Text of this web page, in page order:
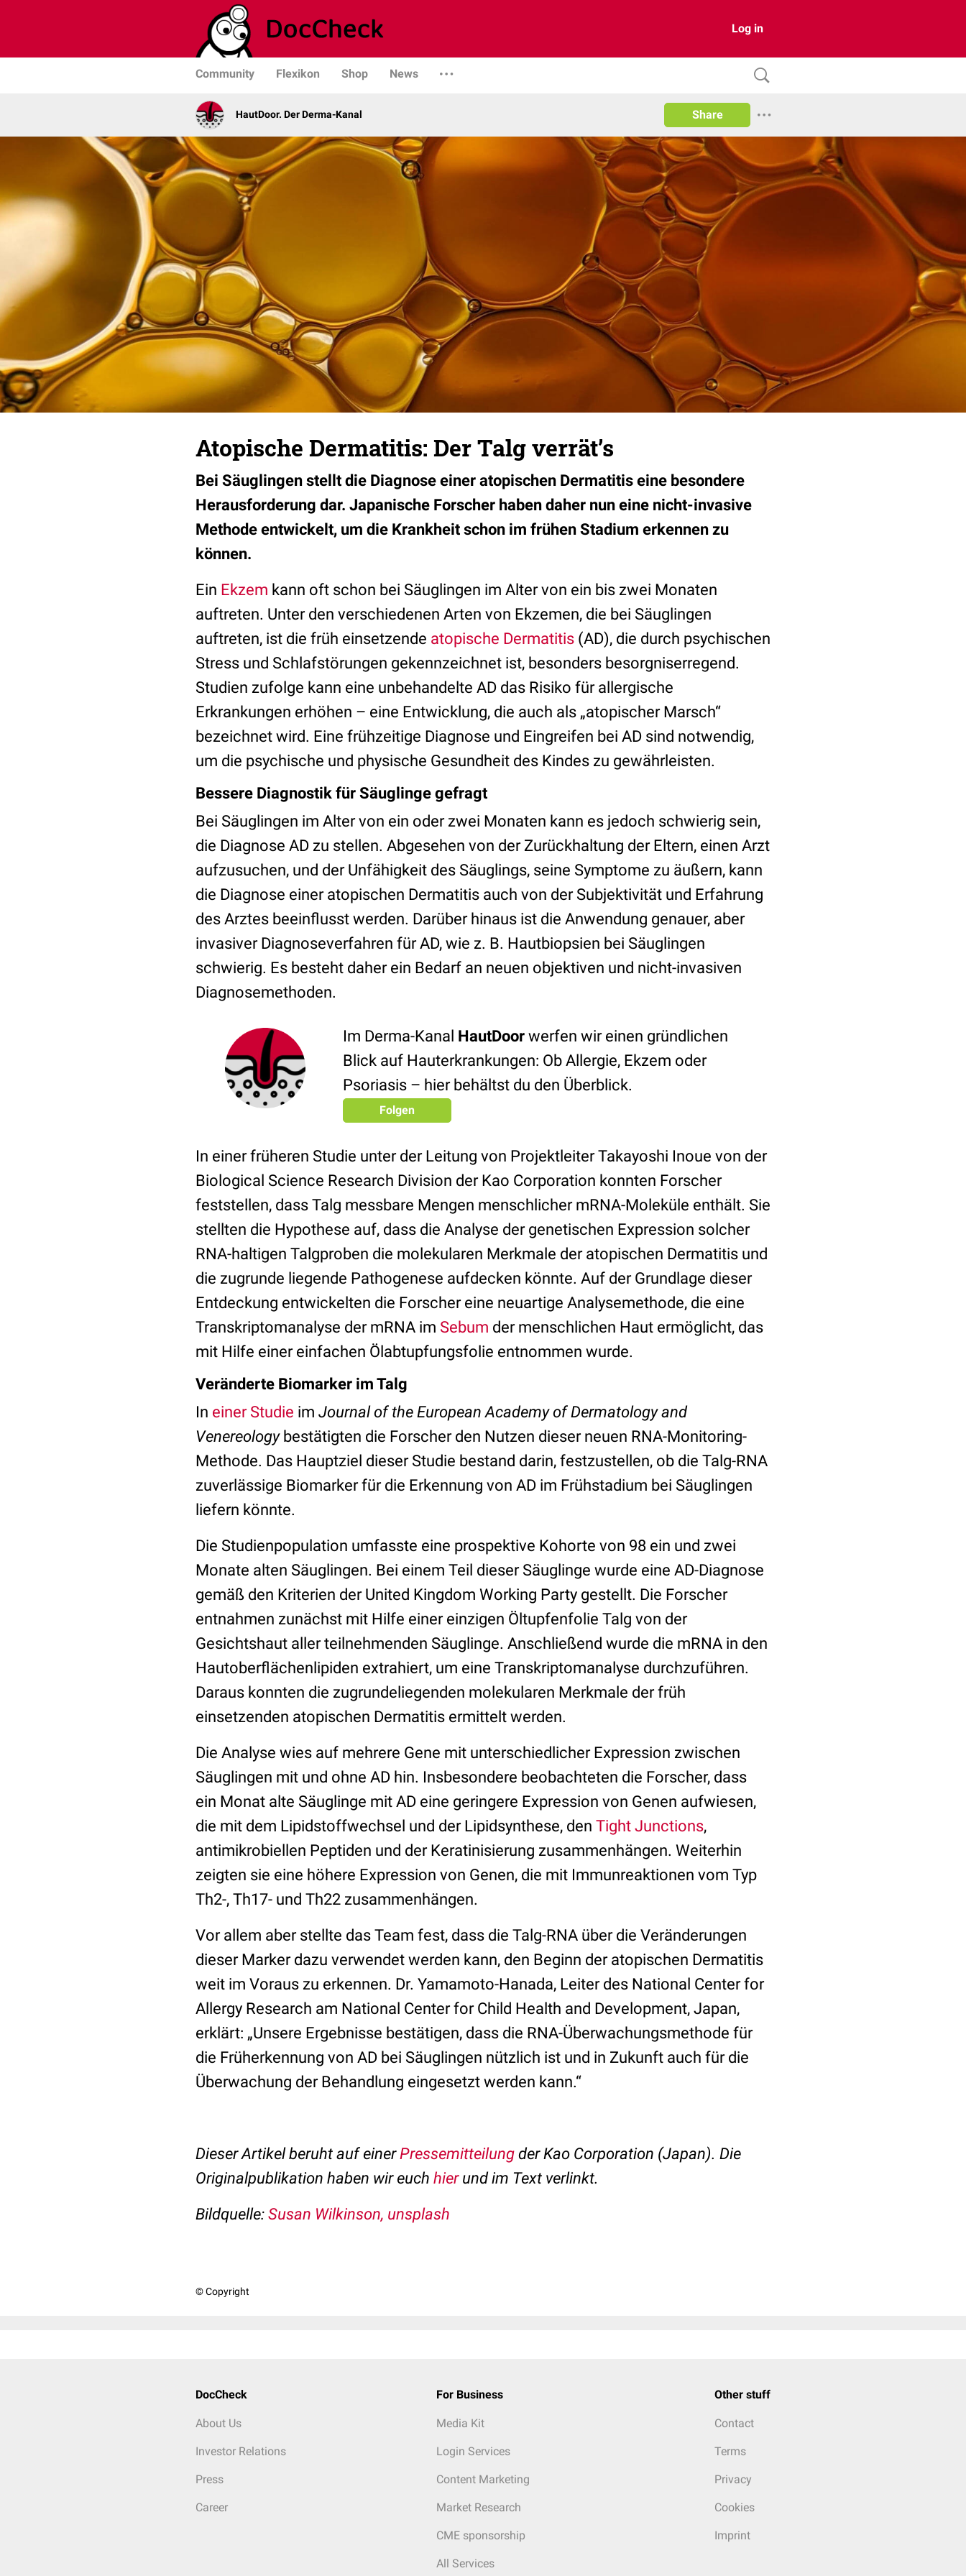
Log in
Community Flexikon Shop News
HautDoor. Der Derma-Kanal Share
Atopische Dermatitis: Der Talg verrät’s
Bei Säuglingen stellt die Diagnose einer atopischen Dermatitis eine besondere
Herausforderung dar. Japanische Forscher haben daher nun eine nicht-invasive
Methode entwickelt, um die Krankheit schon im frühen Stadium erkennen zu
können.
Ein Ekzem kann oft schon bei Säuglingen im Alter von ein bis zwei Monaten
auftreten. Unter den verschiedenen Arten von Ekzemen, die bei Säuglingen
auftreten, ist die früh einsetzende atopische Dermatitis (AD), die durch psychischen
Stress und Schlafstörungen gekennzeichnet ist, besonders besorgniserregend.
Studien zufolge kann eine unbehandelte AD das Risiko für allergische
Erkrankungen erhöhen – eine Entwicklung, die auch als „atopischer Marsch“
bezeichnet wird. Eine frühzeitige Diagnose und Eingreifen bei AD sind notwendig,
um die psychische und physische Gesundheit des Kindes zu gewährleisten.
Bessere Diagnostik für Säuglinge gefragt
Bei Säuglingen im Alter von ein oder zwei Monaten kann es jedoch schwierig sein,
die Diagnose AD zu stellen. Abgesehen von der Zurückhaltung der Eltern, einen Arzt
aufzusuchen, und der Unfähigkeit des Säuglings, seine Symptome zu äußern, kann
die Diagnose einer atopischen Dermatitis auch von der Subjektivität und Erfahrung
des Arztes beeinflusst werden. Darüber hinaus ist die Anwendung genauer, aber
invasiver Diagnoseverfahren für AD, wie z. B. Hautbiopsien bei Säuglingen
schwierig. Es besteht daher ein Bedarf an neuen objektiven und nicht-invasiven
Diagnosemethoden.
Im Derma-Kanal HautDoor werfen wir einen gründlichen
Blick auf Hauterkrankungen: Ob Allergie, Ekzem oder
Psoriasis – hier behältst du den Überblick.
Folgen
In einer früheren Studie unter der Leitung von Projektleiter Takayoshi Inoue von der
Biological Science Research Division der Kao Corporation konnten Forscher
feststellen, dass Talg messbare Mengen menschlicher mRNA-Moleküle enthält. Sie
stellten die Hypothese auf, dass die Analyse der genetischen Expression solcher
RNA-haltigen Talgproben die molekularen Merkmale der atopischen Dermatitis und
die zugrunde liegende Pathogenese aufdecken könnte. Auf der Grundlage dieser
Entdeckung entwickelten die Forscher eine neuartige Analysemethode, die eine
Transkriptomanalyse der mRNA im Sebum der menschlichen Haut ermöglicht, das
mit Hilfe einer einfachen Ölabtupfungsfolie entnommen wurde.
Veränderte Biomarker im Talg
In einer Studie im Journal of the European Academy of Dermatology and
Venereology bestätigten die Forscher den Nutzen dieser neuen RNA-Monitoring-
Methode. Das Hauptziel dieser Studie bestand darin, festzustellen, ob die Talg-RNA
zuverlässige Biomarker für die Erkennung von AD im Frühstadium bei Säuglingen
liefern könnte.
Die Studienpopulation umfasste eine prospektive Kohorte von 98 ein und zwei
Monate alten Säuglingen. Bei einem Teil dieser Säuglinge wurde eine AD-Diagnose
gemäß den Kriterien der United Kingdom Working Party gestellt. Die Forscher
entnahmen zunächst mit Hilfe einer einzigen Öltupfenfolie Talg von der
Gesichtshaut aller teilnehmenden Säuglinge. Anschließend wurde die mRNA in den
Hautoberflächenlipiden extrahiert, um eine Transkriptomanalyse durchzuführen.
Daraus konnten die zugrundeliegenden molekularen Merkmale der früh
einsetzenden atopischen Dermatitis ermittelt werden.
Die Analyse wies auf mehrere Gene mit unterschiedlicher Expression zwischen
Säuglingen mit und ohne AD hin. Insbesondere beobachteten die Forscher, dass
ein Monat alte Säuglinge mit AD eine geringere Expression von Genen aufwiesen,
die mit dem Lipidstoffwechsel und der Lipidsynthese, den Tight Junctions,
antimikrobiellen Peptiden und der Keratinisierung zusammenhängen. Weiterhin
zeigten sie eine höhere Expression von Genen, die mit Immunreaktionen vom Typ
Th2-, Th17- und Th22 zusammenhängen.
Vor allem aber stellte das Team fest, dass die Talg-RNA über die Veränderungen
dieser Marker dazu verwendet werden kann, den Beginn der atopischen Dermatitis
weit im Voraus zu erkennen. Dr. Yamamoto-Hanada, Leiter des National Center for
Allergy Research am National Center for Child Health and Development, Japan,
erklärt: „Unsere Ergebnisse bestätigen, dass die RNA-Überwachungsmethode für
die Früherkennung von AD bei Säuglingen nützlich ist und in Zukunft auch für die
Überwachung der Behandlung eingesetzt werden kann.“
Dieser Artikel beruht auf einerPressemitteilung der Kao Corporation (Japan). Die
Originalpublikation haben wir euch hierund im Text verlinkt.
Bildquelle: Susan Wilkinson, unsplash
© Copyright
DocCheck
About Us
Investor Relations
Press
Career
For Business
Media Kit
Login Services
Content Marketing
Market Research
CME sponsorship
All Services
Other stuff
Contact
Terms
Privacy
Cookies
Imprint